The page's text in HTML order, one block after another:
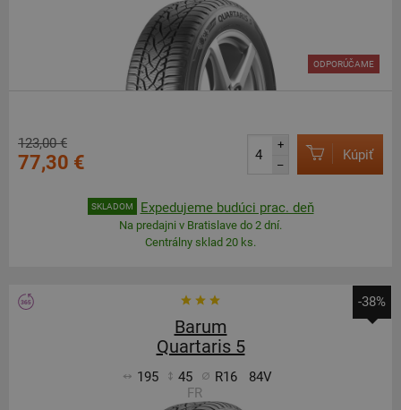
ODPORÚČAME
123,00 €
77,30 €
+
–
Kúpiť
SKLADOM Expedujeme budúci prac. deň
Na predajni v Bratislave do 2 dní.
Centrálny sklad 20 ks.
-38%
Barum
Quartaris 5
195 45 R16
84V
FR